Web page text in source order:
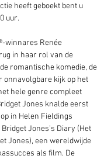
heeft geboekt bent u
uur.
winnares Renée
in haar rol van de
romantische komedie, de
onnavolgbare kijk op het
hele genre compleet
Jones knalde eerst
in Helen Fieldings
Jones’s Diary (Het
Jones), een wereldwijde
als film. De